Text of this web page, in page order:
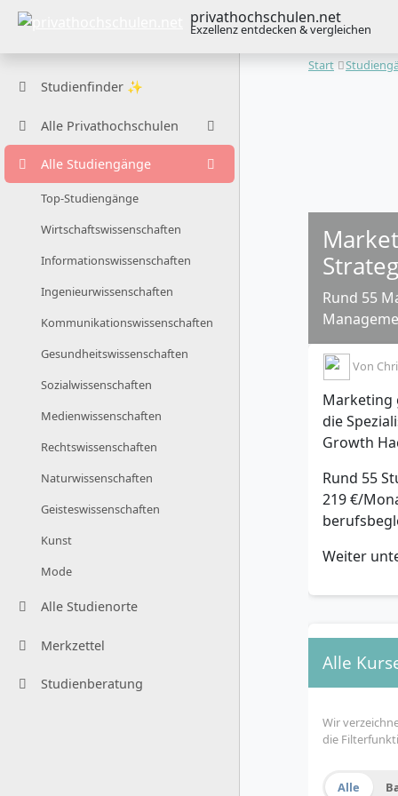
privathochschulen.net
Exzellenz entdecken & vergleichen
Studienfinder ✨
Alle Privathochschulen
Alle Studiengänge
Top-Studiengänge
Wirtschaftswissenschaften
Informationswissenschaften
Ingenieurwissenschaften
Kommunikationswissenschaften
Gesundheitswissenschaften
Sozialwissenschaften
Medienwissenschaften
Rechtswissenschaften
Naturwissenschaften
Geisteswissenschaften
Kunst
Mode
Alle Studienorte
Merkzettel
Studienberatung
Start
Rund 55
Von
Marketing
die
Growth
Rund 55
219 €/
Weiter
Alle
Wir
die
Alle